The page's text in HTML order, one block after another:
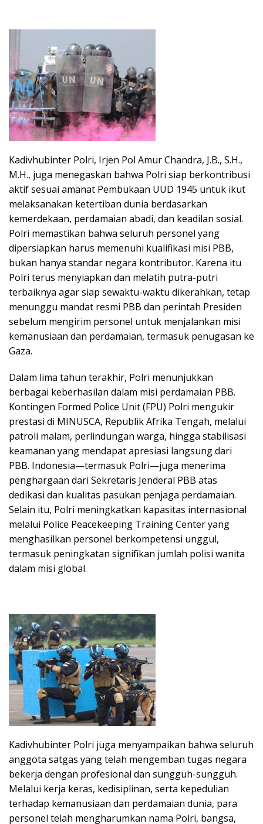
Kadivhubinter Polri, Irjen Pol Amur Chandra, J.B., S.H.,
M.H., juga menegaskan bahwa Polri siap berkontribusi
aktif sesuai amanat Pembukaan UUD 1945 untuk ikut
melaksanakan ketertiban dunia berdasarkan
kemerdekaan, perdamaian abadi, dan keadilan sosial.
Polri memastikan bahwa seluruh personel yang
dipersiapkan harus memenuhi kualifikasi misi PBB,
bukan hanya standar negara kontributor. Karena itu
Polri terus menyiapkan dan melatih putra-putri
terbaiknya agar siap sewaktu-waktu dikerahkan, tetap
menunggu mandat resmi PBB dan perintah Presiden
sebelum mengirim personel untuk menjalankan misi
kemanusiaan dan perdamaian, termasuk penugasan ke
Gaza.
Dalam lima tahun terakhir, Polri menunjukkan
berbagai keberhasilan dalam misi perdamaian PBB.
Kontingen Formed Police Unit (FPU) Polri mengukir
prestasi di MINUSCA, Republik Afrika Tengah, melalui
patroli malam, perlindungan warga, hingga stabilisasi
keamanan yang mendapat apresiasi langsung dari
PBB. Indonesia—termasuk Polri—juga menerima
penghargaan dari Sekretaris Jenderal PBB atas
dedikasi dan kualitas pasukan penjaga perdamaian.
Selain itu, Polri meningkatkan kapasitas internasional
melalui Police Peacekeeping Training Center yang
menghasilkan personel berkompetensi unggul,
termasuk peningkatan signifikan jumlah polisi wanita
dalam misi global.
Kadivhubinter Polri juga menyampaikan bahwa seluruh
anggota satgas yang telah mengemban tugas negara
bekerja dengan profesional dan sungguh-sungguh.
Melalui kerja keras, kedisiplinan, serta kepedulian
terhadap kemanusiaan dan perdamaian dunia, para
personel telah mengharumkan nama Polri, bangsa,